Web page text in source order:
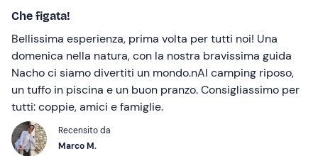
Che figata!
Bellissima esperienza, prima volta per tutti noi! Una
domenica nella natura, con la nostra bravissima guida
Nacho ci siamo divertiti un mondo.nAl camping riposo,
un tuffo in piscina e un buon pranzo. Consigliassimo per
tutti: coppie, amici e famiglie.
Recensito da
Marco M.